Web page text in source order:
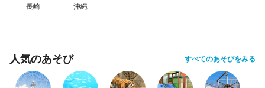
長崎 沖縄
人気のあそび すべてのあそびをみる